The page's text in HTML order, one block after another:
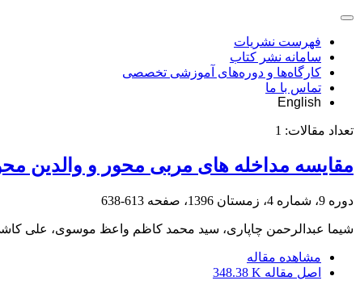
فهرست نشریات
سامانه نشر کتاب
کارگاه‌ها و دوره‌های آموزشی تخصصی
تماس با ما
English
تعداد مقالات: 1
مقایسه مداخله های مربی محور و والدین
دوره 9، شماره 4، زمستان 1396، صفحه 613-638
شیما عبدالرحمن چاپاری، سید محمد کاظم واعظ موسوی، علی
مشاهده مقاله
اصل مقاله 348.38 K